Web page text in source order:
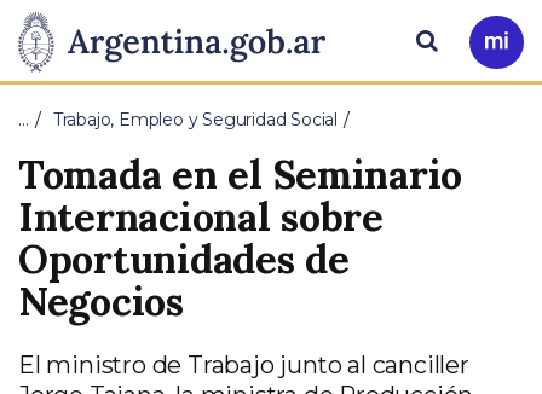
Presidencia
de
la
Nación
Pasar al contenido principal
Ir
a
Buscar
… Trabajo, Empleo y Seguridad Social
Tomada en el Seminario
Internacional sobre
Oportunidades de
Negocios
El ministro de Trabajo junto al canciller